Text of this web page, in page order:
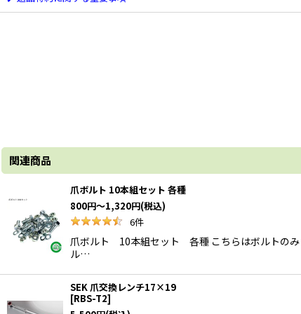
関連商品
爪ボルト 10本組セット 各種
800円～1,320円(税込)
6件
爪ボルト 10本組セット 各種 こちらはボルトのみ
ル…
SEK 爪交換レンチ17×19
[RBS-T2]